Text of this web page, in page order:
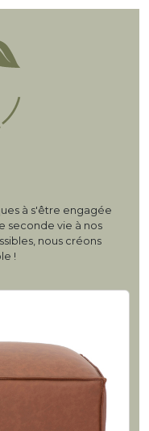
à s'être engagée
seconde vie à nos
nous créons
!